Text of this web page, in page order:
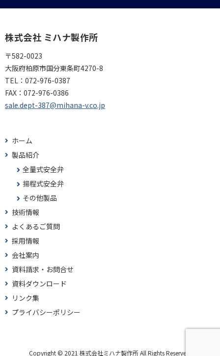
株式会社 ミハナ製作所
〒582-0023
大阪府柏原市国分東条町4270-8
TEL： 072-976-0387
FAX： 072-976-0386
sale.dept-387@mihana-v.co.jp
ホーム
製品紹介
全量式安全弁
揚程式安全弁
その他製品
技術情報
よくあるご質問
採用情報
会社案内
資料請求・お問合せ
資料ダウンロード
リンク集
プライバシーポリシー
Copyright © 2021 株式会社ミハナ製作所 All Rights Reserved.